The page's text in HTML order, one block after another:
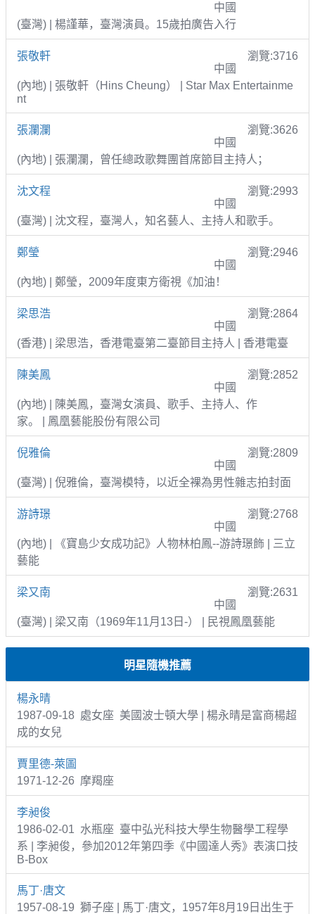
中國
(臺灣) | 楊謹華，臺灣演員。15歲拍廣告入行
張敬軒
瀏覽:3716
中國
(內地) | 張敬軒（Hins Cheung） | Star Max Entertainme
nt
張瀾瀾
瀏覽:3626
中國
(內地) | 張瀾瀾，曾任總政歌舞團首席節目主持人；
沈文程
瀏覽:2993
中國
(臺灣) | 沈文程，臺灣人，知名藝人、主持人和歌手。
鄭瑩
瀏覽:2946
中國
(內地) | 鄭瑩，2009年度東方衛視《加油！
梁思浩
瀏覽:2864
中國
(香港) | 梁思浩，香港電臺第二臺節目主持人 | 香港電臺
陳美鳳
瀏覽:2852
中國
(內地) | 陳美鳳，臺灣女演員、歌手、主持人、作
家。 | 鳳凰藝能股份有限公司
倪雅倫
瀏覽:2809
中國
(臺灣) | 倪雅倫，臺灣模特，以近全裸為男性雜志拍封面
游詩璟
瀏覽:2768
中國
(內地) | 《寶島少女成功記》人物林柏鳳--游詩璟飾 | 三立
藝能
梁又南
瀏覽:2631
中國
(臺灣) | 梁又南（1969年11月13日-） | 民視鳳凰藝能
明星隨機推薦
楊永晴
1987-09-18 處女座 美國波士頓大學 | 楊永晴是富商楊超
成的女兒
賈里德-萊圖
1971-12-26 摩羯座
李昶俊
1986-02-01 水瓶座 臺中弘光科技大學生物醫學工程學
系 | 李昶俊，參加2012年第四季《中國達人秀》表演口技
B-Box
馬丁·唐文
1957-08-19 獅子座 | 馬丁·唐文，1957年8月19日出生于